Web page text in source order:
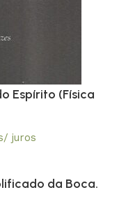
Espírito (Física
juros
da Boca.